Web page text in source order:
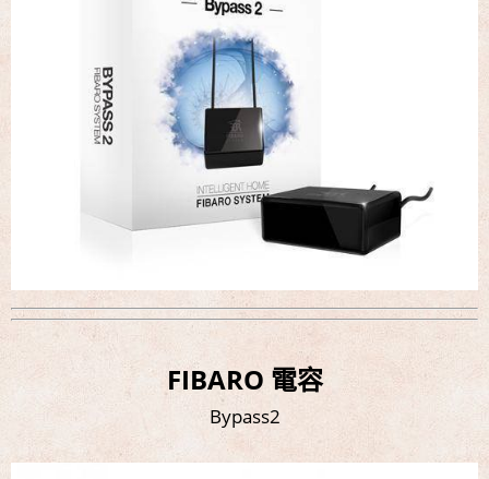
FIBARO 電容
Bypass2